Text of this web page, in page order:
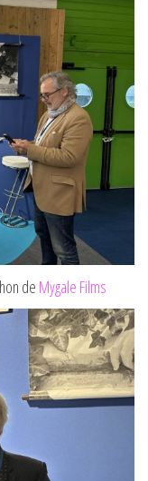
de Mygale Films